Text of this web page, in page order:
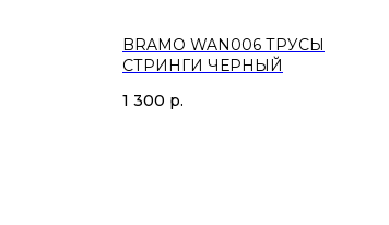
BRAMO WAN006 ТРУСЫ
СТРИНГИ ЧЕРНЫЙ
1 300 р.